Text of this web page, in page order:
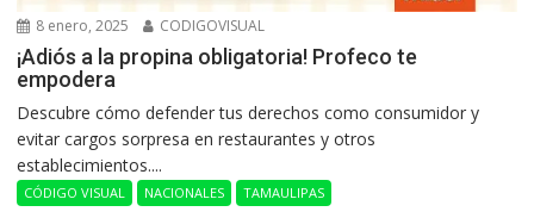
8 enero, 2025 CODIGOVISUAL
¡Adiós a la propina obligatoria! Profeco te
empodera
Descubre cómo defender tus derechos como consumidor y
evitar cargos sorpresa en restaurantes y otros
establecimientos....
CÓDIGO VISUAL NACIONALES TAMAULIPAS